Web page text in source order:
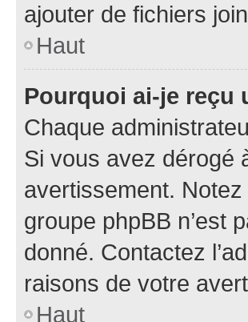
ajouter de fichiers
Haut
Pourquoi ai-je reçu
Chaque
Si vous avez dérogé
avertissement. Notez
groupe phpBB n’est
donné. Contactez
raisons de votre
Haut